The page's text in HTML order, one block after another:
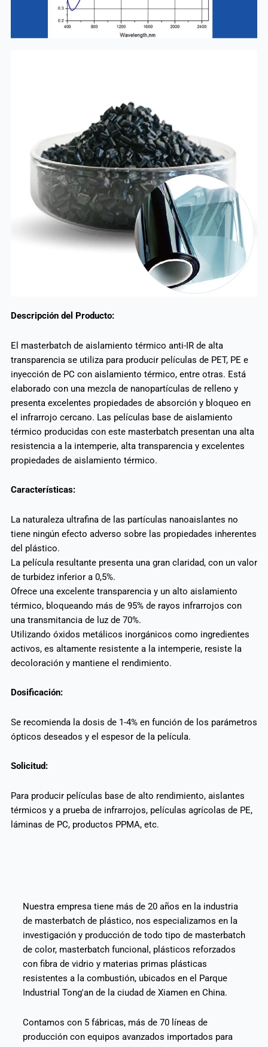
Descripción del Producto:
El masterbatch de aislamiento térmico anti-IR de alta
transparencia se utiliza para producir películas de PET, PE e
inyección de PC con aislamiento térmico, entre otras. Está
elaborado con una mezcla de nanopartículas de relleno y
presenta excelentes propiedades de absorción y bloqueo en
el infrarrojo cercano. Las películas base de aislamiento
térmico producidas con este masterbatch presentan una alta
resistencia a la intemperie, alta transparencia y excelentes
propiedades de aislamiento térmico.
Características:
La naturaleza ultrafina de las partículas nanoaislantes no
tiene ningún efecto adverso sobre las propiedades inherentes
del plástico.
La película resultante presenta una gran claridad, con un valor
de turbidez inferior a 0,5%.
Ofrece una excelente transparencia y un alto aislamiento
térmico, bloqueando más de 95% de rayos infrarrojos con
una transmitancia de luz de 70%.
Utilizando óxidos metálicos inorgánicos como ingredientes
activos, es altamente resistente a la intemperie, resiste la
decoloración y mantiene el rendimiento.
Dosificación:
Se recomienda la dosis de 1-4% en función de los parámetros
ópticos deseados y el espesor de la película.
Solicitud:
Para producir películas base de alto rendimiento, aislantes
térmicos y a prueba de infrarrojos, películas agrícolas de PE,
láminas de PC, productos PPMA, etc.
Nuestra empresa tiene más de 20 años en la industria
de masterbatch de plástico, nos especializamos en la
investigación y producción de todo tipo de masterbatch
de color, masterbatch funcional, plásticos reforzados
con fibra de vidrio y materias primas plásticas
resistentes a la combustión, ubicados en el Parque
Industrial Tong'an de la ciudad de Xiamen en China.
Contamos con 5 fábricas, más de 70 líneas de
producción con equipos avanzados importados para